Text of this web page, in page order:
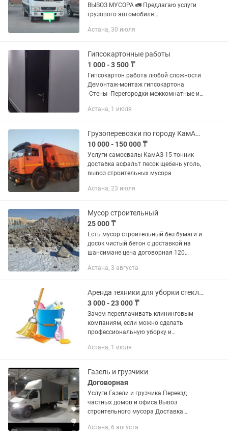
ВЫВОЗ МУСОРА 🚛 Предлагаю услуги
грузового автомобиля
Выполняю: ✔ Квартирные и офисные
бытовой техники и...
Астана, 30 июля
Гипсокартонные работы
1 000 - 3 500 ₸
Гипсокартон работа любой сложности
Демонтаж-монтаж гипсокартона
-Стены -Перегородки межкомнатные и
-Шумоизоляция -Ниши -Арки
строительных...
Астана, 1 июля
Грузоперевозки по городу КамАЗ самосвалы доставка сыпучих материалов песок
10 000 - 150 000 ₸
Услуги самосвалы КамАЗ 15 тонник
доставка асфальт песок щебень уголь,
вывоз строительных мусора
Астана, 23 июля
Мусор строительный
25 000 ₸
Есть мусор строительный без бумаги и
досок чистый бетон с доставкой на
шансимане цена договорная 120
Астана, 3 августа
Аренда техники для уборки стеклоочиститель
3 000 - 23 000 ₸
Зачем переплачивать клининговым
компаниям, если можно сделать
профессиональную уборку и
дешевле? Сдаю в аренду надежное
вашего...
Астана, 1 июля
Газель и грузчики
Договорная
Услуги Газели и грузчика Переезд
частных домов и офиса Вывоз
строительного мусора Доставка
Сборка и разборка мебели Демонтаж
Астана, 6 августа